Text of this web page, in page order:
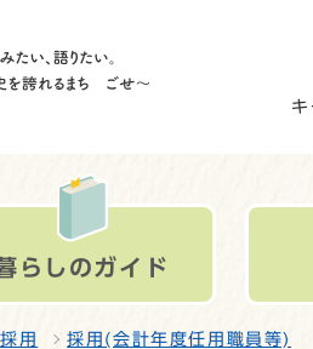
らしのガイド
用 採用(会計年度任用職員等)